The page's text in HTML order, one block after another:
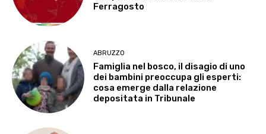
Ferragosto
ABRUZZO
Famiglia nel bosco, il disagio di uno
dei bambini preoccupa gli esperti:
cosa emerge dalla relazione
depositata in Tribunale